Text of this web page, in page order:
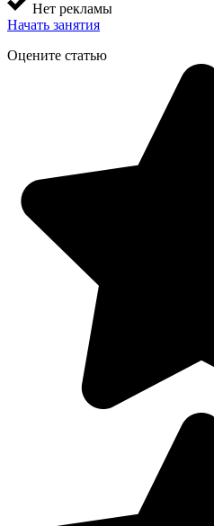
Нет рекламы
Начать занятия
Оцените статью